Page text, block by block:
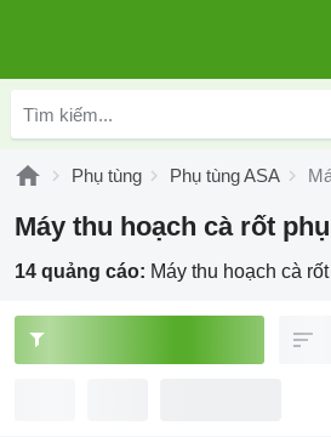
Phụ tùng Phụ tùng ASA
Máy thu hoạch cà rốt
14 quảng cáo: Máy thu hoạch cà